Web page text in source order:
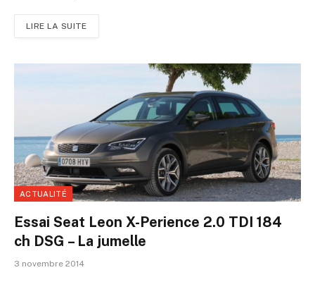
LIRE LA SUITE
ACTUALITÉ
Essai Seat Leon X-Perience 2.0 TDI 184
ch DSG – La jumelle
3 novembre 2014